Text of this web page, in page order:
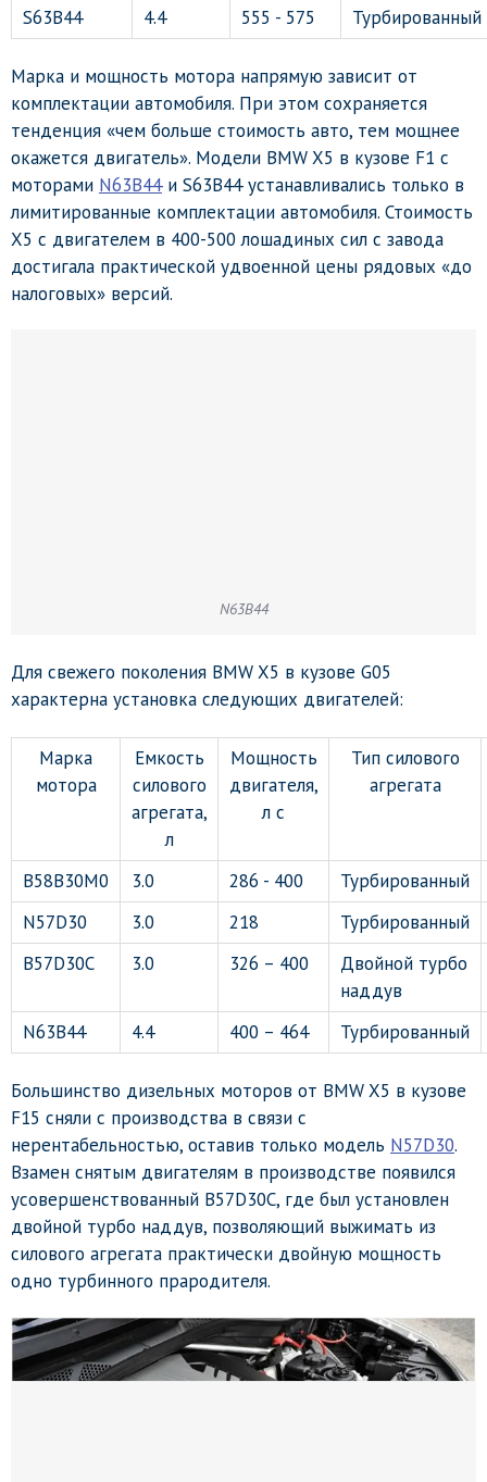
S63B44
4.4 555 - 575 Турбированный
Марка и мощность мотора напрямую зависит от
комплектации автомобиля. При этом сохраняется
тенденция «чем больше стоимость авто, тем мощнее
окажется двигатель». Модели BMW X5 в кузове F1 с
моторами N63B44и S63B44 устанавливались только в
лимитированные комплектации автомобиля. Стоимость
Х5 с двигателем в 400-500 лошадиных сил с завода
достигала практической удвоенной цены рядовых «до
налоговых» версий.
N63B44
Для свежего поколения BMW X5 в кузове G05
характерна установка следующих двигателей:
Марка
мотора
Емкость
силового
агрегата,
л
Мощность
двигателя,
л с
Тип силового
агрегата
B58B30M0 3.0 286 - 400
Турбированный
N57D30
3.0 218
Турбированный
B57D30C
3.0 326 – 400
Двойной турбо
наддув
N63B44
4.4 400 – 464 Турбированный
Большинство дизельных моторов от BMW X5 в кузове
F15 сняли с производства в связи с
нерентабельностью, оставив только модель N57D30.
Взамен снятым двигателям в производстве появился
усовершенствованный B57D30C, где был установлен
двойной турбо наддув, позволяющий выжимать из
силового агрегата практически двойную мощность
одно турбинного прародителя.